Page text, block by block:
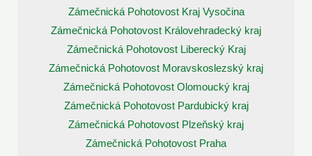
Zámečnická Pohotovost Kraj Vysočina
Zámečnická Pohotovost Královehradecký kraj
Zámečnická Pohotovost Liberecký Kraj
Zámečnická Pohotovost Moravskoslezský kraj
Zámečnická Pohotovost Olomoucký kraj
Zámečnická Pohotovost Pardubický kraj
Zámečnická Pohotovost Plzeňský kraj
Zámečnická Pohotovost Praha